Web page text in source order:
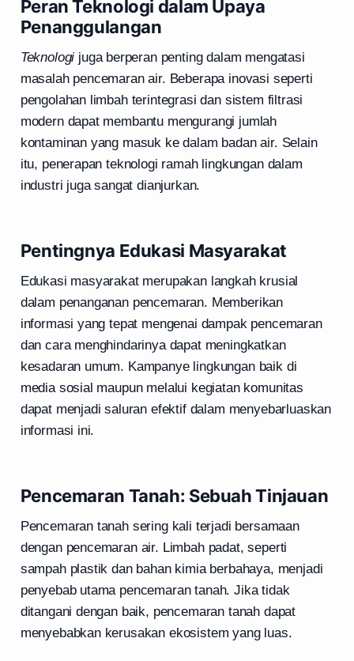
Peran Teknologi dalam Upaya
Penanggulangan
Teknologi juga berperan penting dalam mengatasi
masalah pencemaran air. Beberapa inovasi seperti
pengolahan limbah terintegrasi dan sistem filtrasi
modern dapat membantu mengurangi jumlah
kontaminan yang masuk ke dalam badan air. Selain
itu, penerapan teknologi ramah lingkungan dalam
industri juga sangat dianjurkan.
Pentingnya Edukasi Masyarakat
Edukasi masyarakat merupakan langkah krusial
dalam penanganan pencemaran. Memberikan
informasi yang tepat mengenai dampak pencemaran
dan cara menghindarinya dapat meningkatkan
kesadaran umum. Kampanye lingkungan baik di
media sosial maupun melalui kegiatan komunitas
dapat menjadi saluran efektif dalam menyebarluaskan
informasi ini.
Pencemaran Tanah: Sebuah Tinjauan
Pencemaran tanah sering kali terjadi bersamaan
dengan pencemaran air. Limbah padat, seperti
sampah plastik dan bahan kimia berbahaya, menjadi
penyebab utama pencemaran tanah. Jika tidak
ditangani dengan baik, pencemaran tanah dapat
menyebabkan kerusakan ekosistem yang luas.